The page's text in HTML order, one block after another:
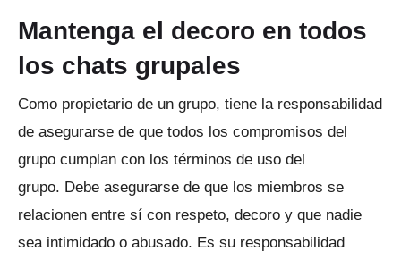
Mantenga el decoro en todos
los chats grupales
Como propietario de un grupo, tiene la responsabilidad
de asegurarse de que todos los compromisos del
grupo cumplan con los términos de uso del
grupo. Debe asegurarse de que los miembros se
relacionen entre sí con respeto, decoro y que nadie
sea intimidado o abusado. Es su responsabilidad